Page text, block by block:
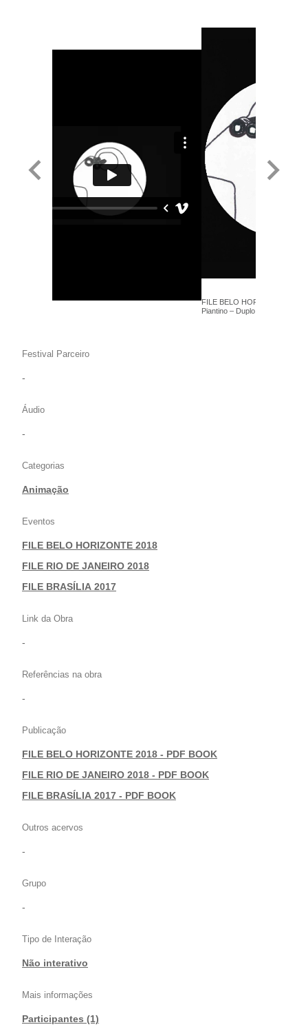
FILE BELO HORIZONTE 2018
Piantino – Duplo - Anima +
Festival Parceiro
-
Áudio
-
Categorias
Animação
Eventos
FILE BELO HORIZONTE 2018
|FILE RIO DE JANEIRO 2018
|FILE BRASÍLIA 2017
Link da Obra
-
Referências na obra
-
Publicação
FILE BELO HORIZONTE 2018 - PDF BOOK
|FILE RIO DE JANEIRO 2018 - PDF BOOK
|FILE BRASÍLIA 2017 - PDF BOOK
Outros acervos
-
Grupo
-
Tipo de Interação
Não interativo
Mais informações
Participantes (1)